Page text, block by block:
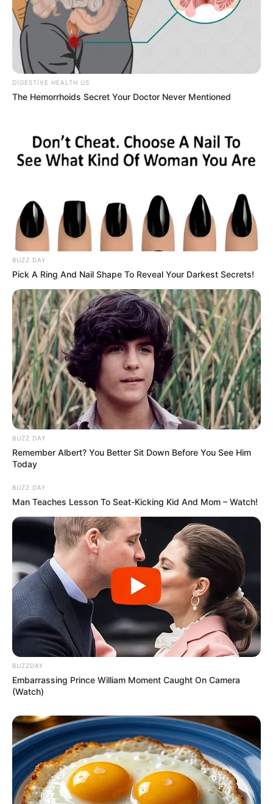
23:05 / 06 Avqust 2026 DÜNYA
Hörmüz boğazı ilə bağlı razılaşmanın
DETALLARI açıqlandı
1 0 0
22:49 / 06 Avqust 2026
Ceyhun Bayramov: Zelenski Ukraynaya
göstərdiyi humanitar yardımla bağlı
Prezident İlham Əliyevə təşəkkür edib
0
22:32 / 06 Avqust 2026 CƏMİYYƏT
Pensiya alanlarınNƏZƏRİNƏ!
44 0 0
DIGESTIVE HEALTH US
The Hemorrhoids Secret Your Doctor Never Mentioned
BUZZ DAY
Pick A Ring And Nail Shape To Reveal Your Darkest Secrets!
BUZZ DAY
Remember Albert? You Better Sit Down Before You See Him
Today
BUZZ DAY
Man Teaches Lesson To Seat-Kicking Kid And Mom – Watch!
BUZZDAY
Embarrassing Prince William Moment Caught On Camera
(Watch)